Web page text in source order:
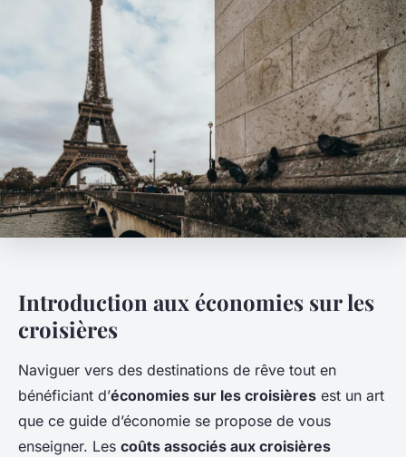
Introduction aux économies sur les
croisières
Naviguer vers des destinations de rêve tout en
bénéficiant d’économies sur les croisières est un art
que ce guide d’économie se propose de vous
enseigner. Les coûts associés aux croisières